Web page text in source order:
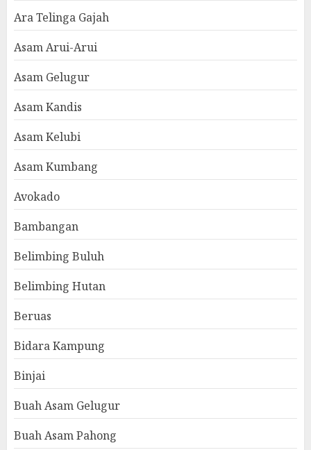
Ara Telinga Gajah
Asam Arui-Arui
Asam Gelugur
Asam Kandis
Asam Kelubi
Asam Kumbang
Avokado
Bambangan
Belimbing Buluh
Belimbing Hutan
Beruas
Bidara Kampung
Binjai
Buah Asam Gelugur
Buah Asam Pahong